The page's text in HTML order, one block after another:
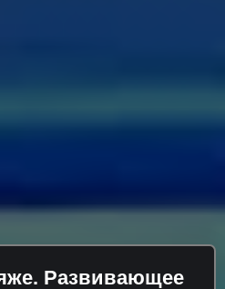
Развивающее